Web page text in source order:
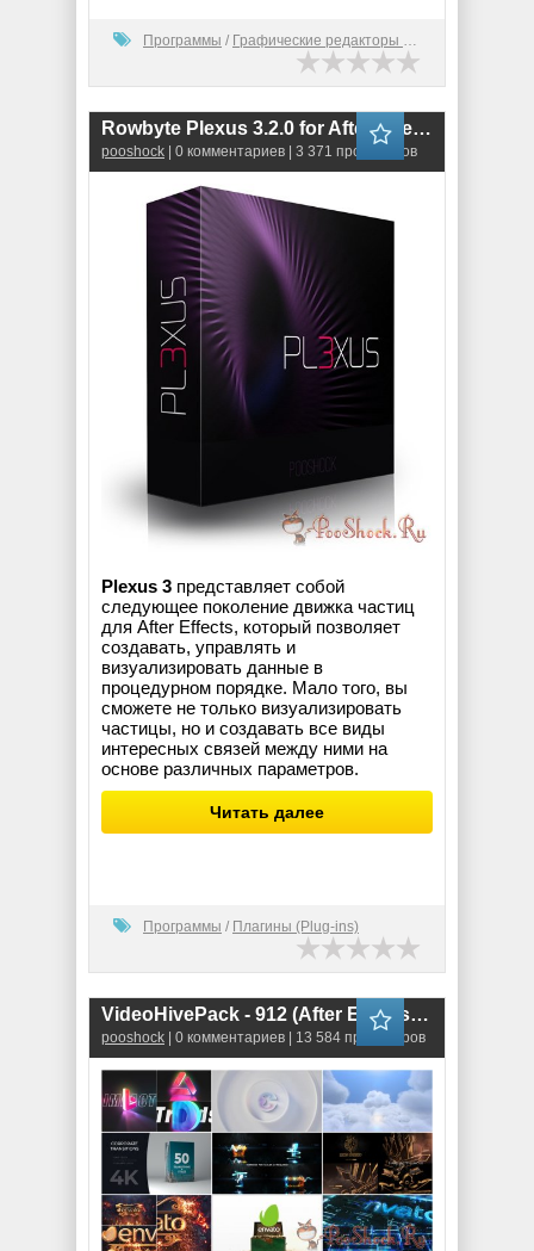
Программы / Графические редакторы (2D)
Rowbyte Plexus 3.2.0 for After Effects
pooshock | 0 комментариев | 3 371 просмотров
Plexus 3 представляет собой
следующее поколение движка частиц
для After Effects, который позволяет
создавать, управлять и
визуализировать данные в
процедурном порядке. Мало того, вы
сможете не только визуализировать
частицы, но и создавать все виды
интересных связей между ними на
основе различных параметров.
Читать далее
Программы / Плагины (Plug-ins)
VideoHivePack - 912 (After Effects Projects Pack) - [Logo]
pooshock | 0 комментариев | 13 584 просмотров